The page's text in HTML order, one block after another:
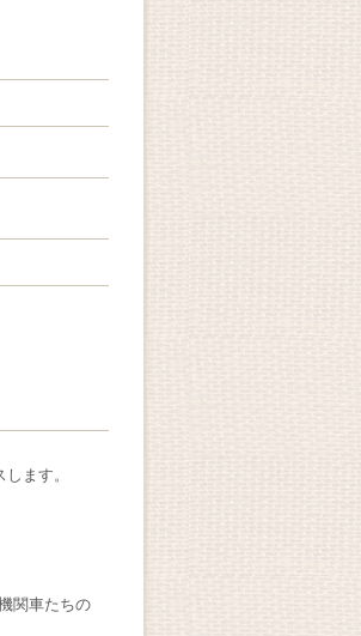
ます。
関車たちの